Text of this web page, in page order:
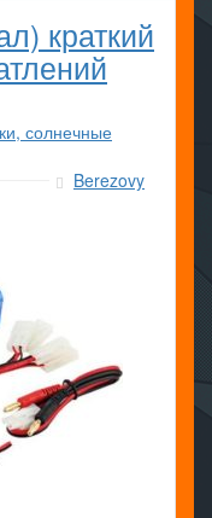
краткий
солнечные
Berezovy